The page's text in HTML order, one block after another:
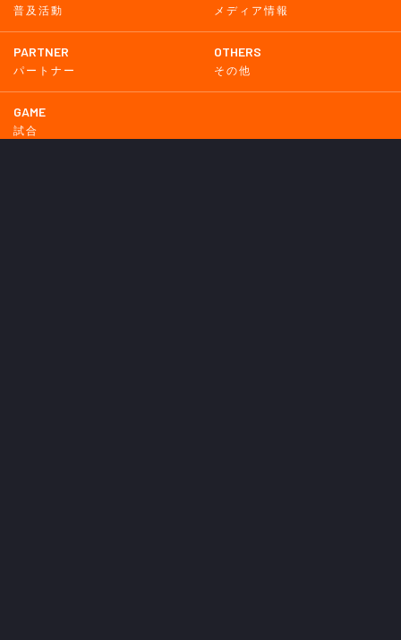
普及活動 メディア情報
PARTNER
パートナー
OTHERS
その他
GAME
試合